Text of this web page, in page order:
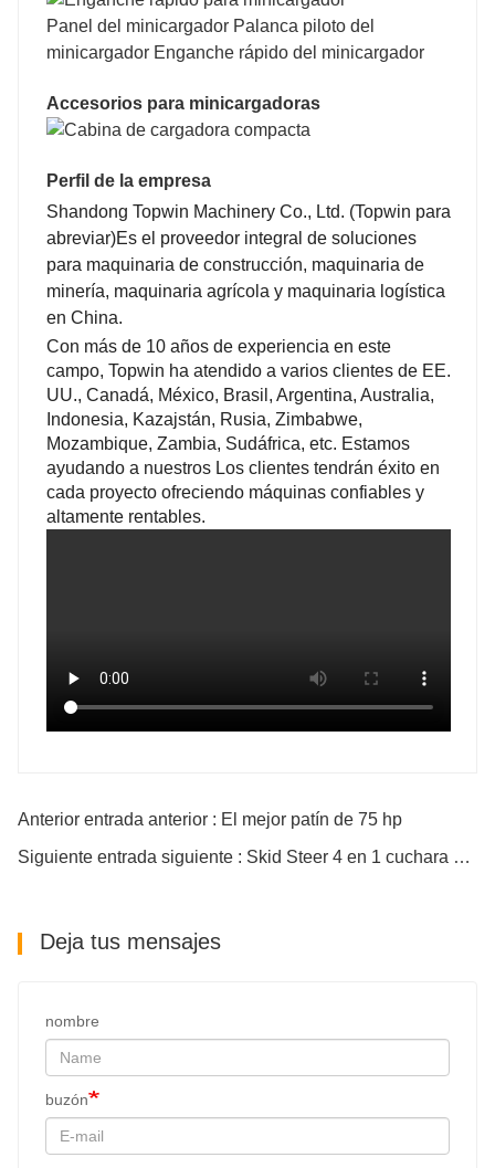
Panel del minicargador Palanca piloto del
minicargador Enganche rápido del minicargador
Accesorios para minicargadoras
Perfil de la empresa
Shandong Topwin Machinery Co., Ltd. (Topwin para
abreviar)Es el proveedor integral de soluciones
para maquinaria de construcción, maquinaria de
minería, maquinaria agrícola y maquinaria logística
en China.
Con más de 10 años de experiencia en este
campo, Topwin ha atendido a varios clientes de EE.
UU., Canadá, México, Brasil, Argentina, Australia,
Indonesia, Kazajstán, Rusia, Zimbabwe,
Mozambique, Zambia, Sudáfrica, etc. Estamos
ayudando a nuestros Los clientes tendrán éxito en
cada proyecto ofreciendo máquinas confiables y
altamente rentables.
1830 2030
Anterior entrada anterior : El mejor patín de 75 hp
Siguiente entrada siguiente : Skid Steer 4 en 1 cuchara para la venta
Deja tus mensajes
nombre
buzón